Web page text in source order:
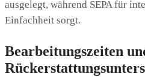
ausgelegt, während SEPA für
Einfachheit sorgt.
Bearbeitungszeiten